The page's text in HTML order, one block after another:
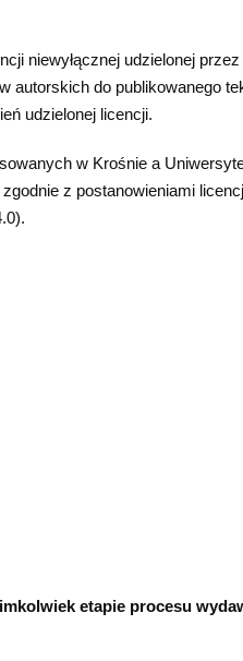
niewyłącznej udzielonej
autorskich do publikowanego
udzielonej licencji.
w Krośnie a
zgodnie z postanowieniami
etapie procesu